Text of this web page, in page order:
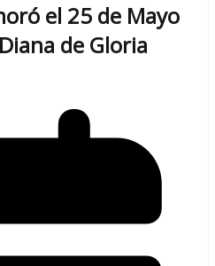
el 25 de Mayo
de Gloria